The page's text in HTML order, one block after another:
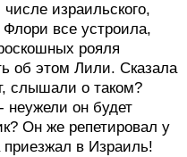
израильского,
все устроила,
рояля
об этом Лили. Сказала
слышали о таком?
неужели он будет
Он же репетировал у
в Израиль!